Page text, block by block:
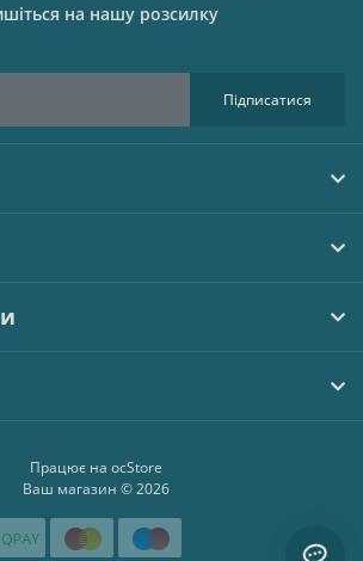
на нашу розсилку
Підписатися
Працює на ocStore
Ваш магазин © 2026